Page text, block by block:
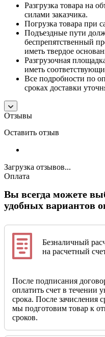
Разгрузка товара на
силами заказчика.
Погрузка товара при
Подъездные пути
беспрепятственный
иметь твердое
Разгрузочная
иметь
Все подробности по
сроках доставки
Отзывы
Оставить отзыв
Загрузка отзывов...
Оплата
Вы всегда можете
удобных вариантов
Безналичный
на расчетный
После подписания
оплатить счет в течении
срока. После зачисления
мы подготовим товар к
сроков.